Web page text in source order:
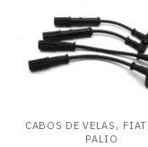
CABOS DE VELAS , FIAT
PALIO